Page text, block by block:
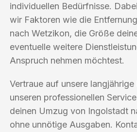
individuellen Bedürfnisse.
wir Faktoren wie die
nach Wetzikon, die Größe
eventuelle weitere
Anspruch nehmen möchtest.
Vertraue auf unsere
unseren professionellen
deinen Umzug von Ingolstadt
ohne unnötige Ausgaben.